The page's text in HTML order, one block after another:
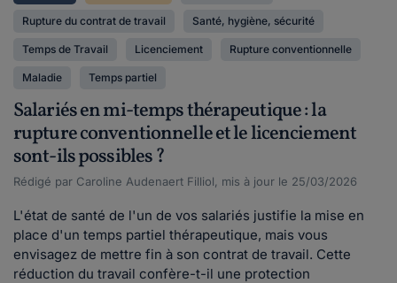
Rupture du contrat de travail Santé, hygiène, sécurité
Temps de Travail Licenciement Rupture conventionnelle
Maladie Temps partiel
Salariés en mi-temps thérapeutique : la
rupture conventionnelle et le licenciement
sont-ils possibles ?
Rédigé par Caroline Audenaert Filliol, mis à jour le 25/03/2026
L'état de santé de l'un de vos salariés justifie la mise en
place d'un temps partiel thérapeutique, mais vous
envisagez de mettre fin à son contrat de travail. Cette
réduction du travail confère-t-il une protection